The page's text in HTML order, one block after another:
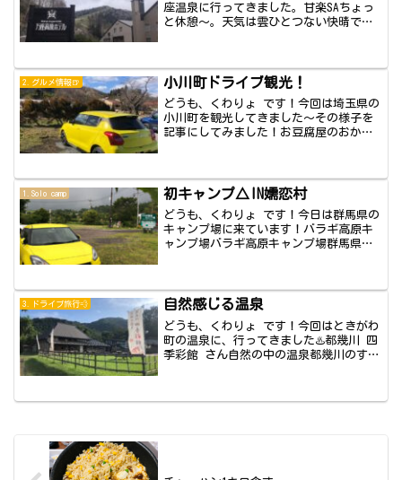
座温泉に行ってきました。甘楽SAちょっ
と休憩〜。天気は雲ひとつない快晴でし
2.グルメ情報🍺 小川町ドライブ観光！
どうも、くわりょ です！今回は埼玉県の
小川町を観光してきました～その様子を
記事にしてみました！お豆腐屋のおから
1.Solo camp 初キャンプ△IN嬬恋村
どうも、くわりょ です！今日は群馬県の
キャンプ場に来ています！バラギ高原キ
ャンプ場バラギ高原キャンプ場群馬県の
3.ドライブ旅行💨 自然感じる温泉
どうも、くわりょ です！今回はときがわ
町の温泉に、行ってきました♨️都幾川 四
季彩館 さん自然の中の温泉都幾川のすぐ